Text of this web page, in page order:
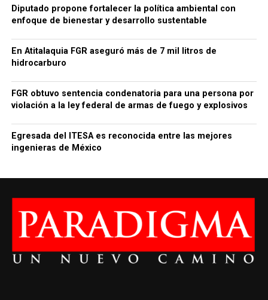
Diputado propone fortalecer la política ambiental con
enfoque de bienestar y desarrollo sustentable
En Atitalaquia FGR aseguró más de 7 mil litros de
hidrocarburo
FGR obtuvo sentencia condenatoria para una persona por
violación a la ley federal de armas de fuego y explosivos
Egresada del ITESA es reconocida entre las mejores
ingenieras de México